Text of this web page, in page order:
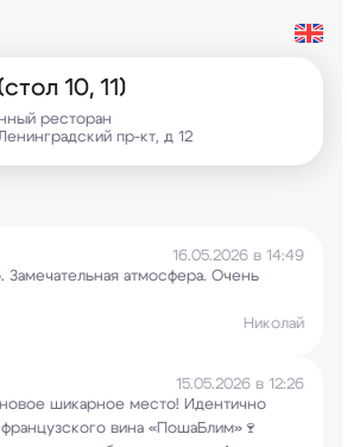
10, 11)
ресторан
пр-кт, д 12
16.05.2026 в 14:49
атмосфера. Очень
Николай
15.05.2026 в 12:26
шикарное место! Идентично
вина «ПошаБлим»🍷